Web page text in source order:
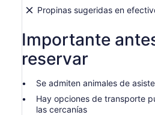
Propinas sugeridas en
Importante
reservar
Se admiten animales de
Hay opciones de transporte
las cercanías